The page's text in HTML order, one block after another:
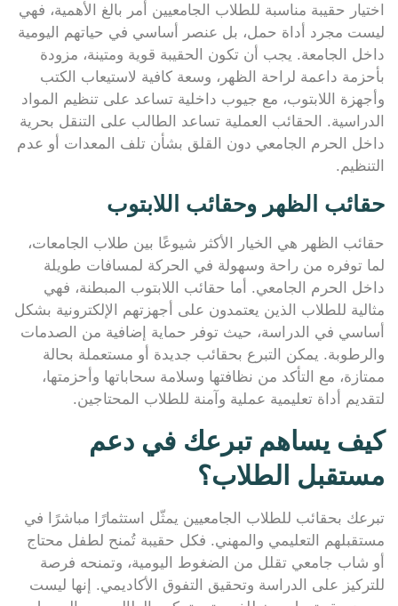
اختيار حقيبة مناسبة للطلاب الجامعيين أمر بالغ الأهمية، فهي
ليست مجرد أداة حمل، بل عنصر أساسي في حياتهم اليومية
داخل الجامعة. يجب أن تكون الحقيبة قوية ومتينة، مزودة
بأحزمة داعمة لراحة الظهر، وسعة كافية لاستيعاب الكتب
وأجهزة اللابتوب، مع جيوب داخلية تساعد على تنظيم المواد
الدراسية. الحقائب العملية تساعد الطالب على التنقل بحرية
داخل الحرم الجامعي دون القلق بشأن تلف المعدات أو عدم
التنظيم.
حقائب الظهر وحقائب اللابتوب
حقائب الظهر هي الخيار الأكثر شيوعًا بين طلاب الجامعات،
لما توفره من راحة وسهولة في الحركة لمسافات طويلة
داخل الحرم الجامعي. أما حقائب اللابتوب المبطنة، فهي
مثالية للطلاب الذين يعتمدون على أجهزتهم الإلكترونية بشكل
أساسي في الدراسة، حيث توفر حماية إضافية من الصدمات
والرطوبة. يمكن التبرع بحقائب جديدة أو مستعملة بحالة
ممتازة، مع التأكد من نظافتها وسلامة سحاباتها وأحزمتها،
لتقديم أداة تعليمية عملية وآمنة للطلاب المحتاجين.
كيف يساهم تبرعك في دعم
مستقبل الطلاب؟
تبرعك بحقائب للطلاب الجامعيين يمثّل استثمارًا مباشرًا في
مستقبلهم التعليمي والمهني. فكل حقيبة تُمنح لطفل محتاج
أو شاب جامعي تقلل من الضغوط اليومية، وتمنحه فرصة
للتركيز على الدراسة وتحقيق التفوق الأكاديمي. إنها ليست